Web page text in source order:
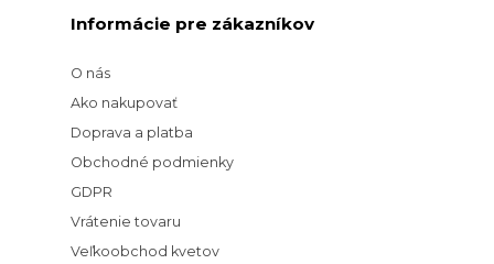
Informácie pre zákazníkov
O nás
Ako nakupovať
Doprava a platba
Obchodné podmienky
GDPR
Vrátenie tovaru
Veľkoobchod kvetov